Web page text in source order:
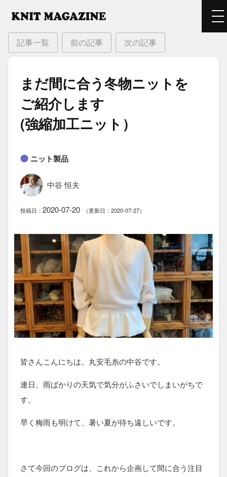
記事一覧 前の記事 次の記事
まだ間に​合う​冬物ニットを​
ご紹介します​
(強縮加工ニット）
ニット製品
中谷 恒夫
投稿日： 2020-07-20 （更新日：2020-07-27）
皆さんこんにちは。丸安毛糸の中谷です。
連日、雨ばかりの天気で気分がふさいでしまいがちで
す。
早く梅雨も明けて、暑い夏が待ち遠しいです。
さて今回のブログは、これから企画して間に合う注目